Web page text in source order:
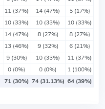
11 (37%) 14 (47%)
5 (17%)
10 (33%) 10 (33%)
10 (33%)
14 (47%) 8 (27%)
8 (27%)
13 (46%) 9 (32%)
6 (21%)
9 (30%) 10 (33%)
11 (37%)
0 (0%) 0 (0%)
1 (100%)
71 (30%) 74 (31.13%) 64 (39%)